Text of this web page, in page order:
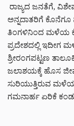
ರಾಜ್ಯದ ಜನತೆಗೆ,
ಅನ್ನದಾತರಿಗೆ
ತಿಂಗಳಿನಿಂದ ಮಳೆಯ
ಪ್ರದೇಶದಲ್ಲಿ ಇದೀಗ
ಶ್ರೀರಂಗಪಟ್ಟಣ
ಜಲಾಶಯಕ್ಕೆ ಹೊಸ
ಸುರಿಯುತ್ತಿರುವ
ಗಮನಾರ್ಹ ಏರಿಕೆ